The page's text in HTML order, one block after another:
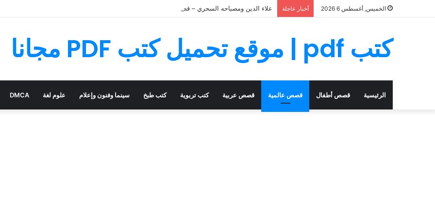
الخميس, أغسطس 6 2026 أخبار عاجلة علاء الدين ومصباحه السحري – قصة رائعة مليئة بالمغامرات
كتب pdf | موقع تحميل كتب PDF مجانا
الرئيسية قصص أطفال قصص عالمية قصص عربية كتب تربوية كتب طبخ سينما وفنون وإعلام علوم لغة DMCA